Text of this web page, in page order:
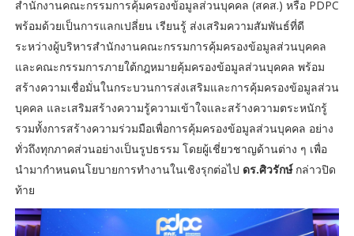
สำนักงานคณะกรรมการคุ้มครองข้อมูลส่วนบุคคล (สคส.) หรือ PDPC
พร้อมด้วยเป็นการแลกเปลี่ยน เรียนรู้ ส่งเสริมความสัมพันธ์ที่ดี
ระหว่างผู้บริหารสำนักงานคณะกรรมการคุ้มครองข้อมูลส่วนบุคคล
และคณะกรรมการภายใต้กฎหมายคุ้มครองข้อมูลส่วนบุคคล พร้อม
สร้างความเชื่อมั่นในกระบวนการส่งเสริมและการคุ้มครองข้อมูลส่วน
บุคคล และเสริมสร้างความรู้ความเข้าใจและสร้างความตระหนักรู้
รวมทั้งการสร้างความร่วมมือเพื่อการคุ้มครองข้อมูลส่วนบุคคล อย่าง
ทั่วถึงทุกภาคส่วนอย่างเป็นรูปธรรม โดยผู้เชี่ยวชาญด้านต่าง ๆ เพื่อ
นำมากำหนดนโยบายการทำงานในเชิงรุกต่อไป ดร.ศิวรักษ์ กล่าวปิด
ท้าย